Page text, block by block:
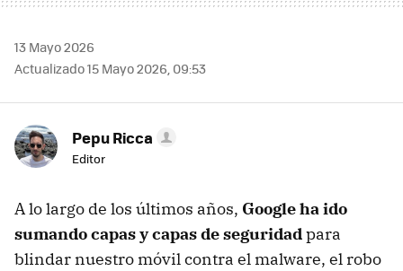
13 Mayo 2026
Actualizado 15 Mayo 2026, 09:53
Pepu Ricca
Editor
A lo largo de los últimos años, Google ha ido
sumando capas y capas de seguridadpara
blindar nuestro móvil contra el malware, el robo